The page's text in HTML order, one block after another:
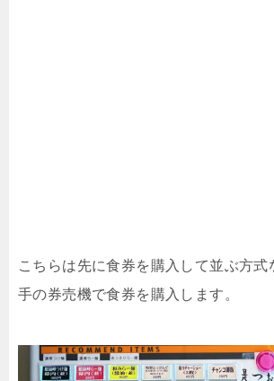
こちらは先に食券を購入して並ぶ方式
手の券売機で食券を購入します。